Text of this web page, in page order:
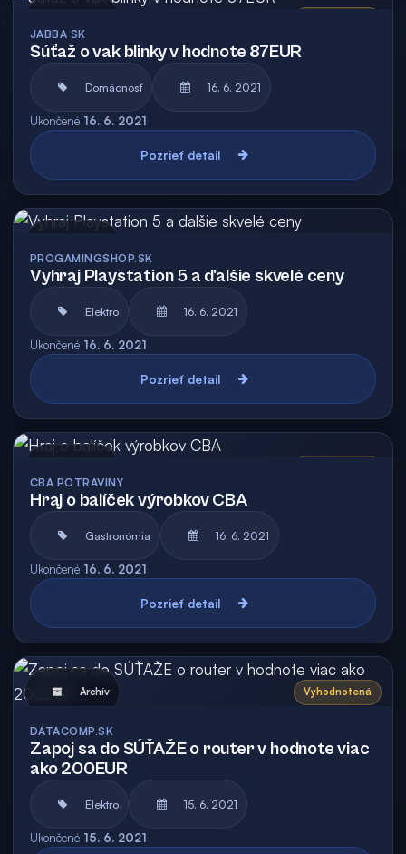
JABBA SK
Súťaž o vak blinky v hodnote 87EUR
Domácnosť 16. 6. 2021
Ukončené 16. 6. 2021
Pozrieť detail
PROGAMINGSHOP.SK
Vyhraj Playstation 5 a ďalšie skvelé ceny
Elektro 16. 6. 2021
Ukončené 16. 6. 2021
Pozrieť detail
CBA POTRAVINY
Hraj o balíček výrobkov CBA
Gastronómia 16. 6. 2021
Ukončené 16. 6. 2021
Pozrieť detail
Archív Vyhodnotená
DATACOMP.SK
Zapoj sa do SÚŤAŽE o router v hodnote viac
ako 200EUR
Elektro 15. 6. 2021
Ukončené 15. 6. 2021